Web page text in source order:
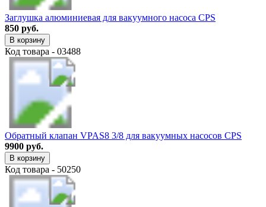
Заглушка алюминиевая для вакуумного насоса CPS
850 руб.
В корзину
Код товара - 03488
Обратный клапан VPAS8 3/8 для вакуумных насосов CPS
9900 руб.
В корзину
Код товара - 50250